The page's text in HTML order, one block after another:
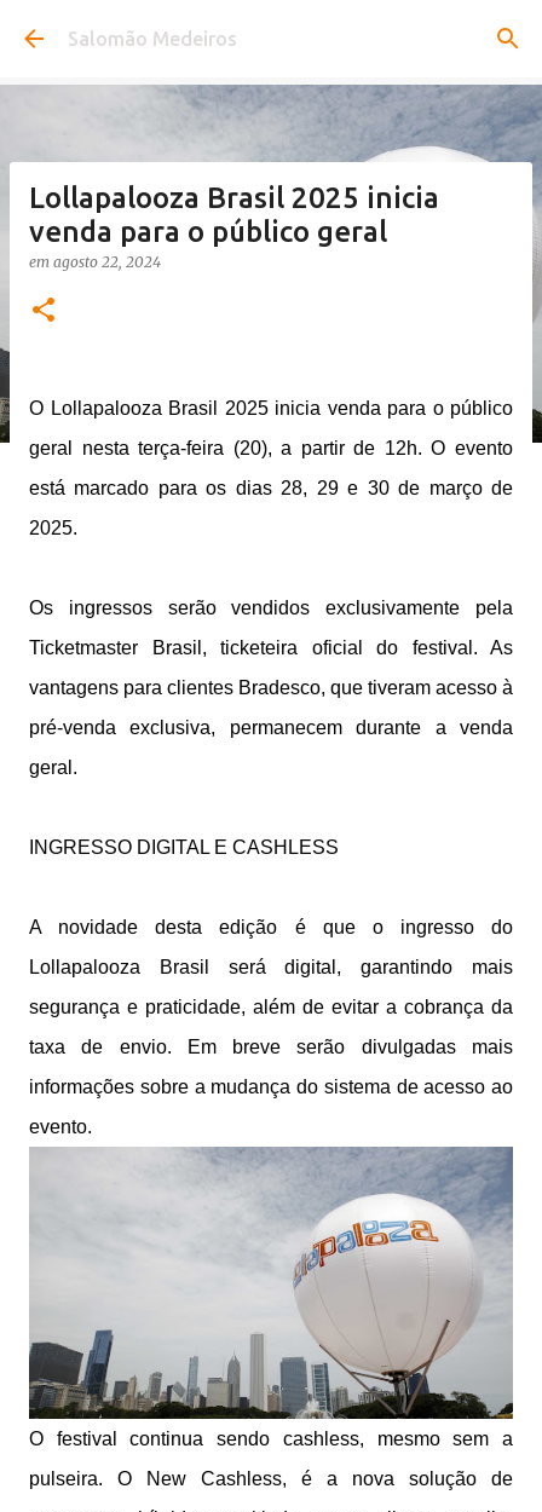
Pular para o conteúdo principal
Salomão Medeiros
Lollapalooza Brasil 2025 inicia
venda para o público geral
em agosto 22, 2024
O Lollapalooza Brasil 2025 inicia venda para o público
geral nesta terça-feira (20), a partir de 12h. O evento
está marcado para os dias 28, 29 e 30 de março de
2025.
Os ingressos serão vendidos exclusivamente pela
Ticketmaster Brasil, ticketeira oficial do festival. As
vantagens para clientes Bradesco, que tiveram acesso à
pré-venda exclusiva, permanecem durante a venda
geral.
INGRESSO DIGITAL E CASHLESS
A novidade desta edição é que o ingresso do
Lollapalooza Brasil será digital, garantindo mais
segurança e praticidade, além de evitar a cobrança da
taxa de envio. Em breve serão divulgadas mais
informações sobre a mudança do sistema de acesso ao
evento.
O festival continua sendo cashless, mesmo sem a
pulseira. O New Cashless, é a nova solução de